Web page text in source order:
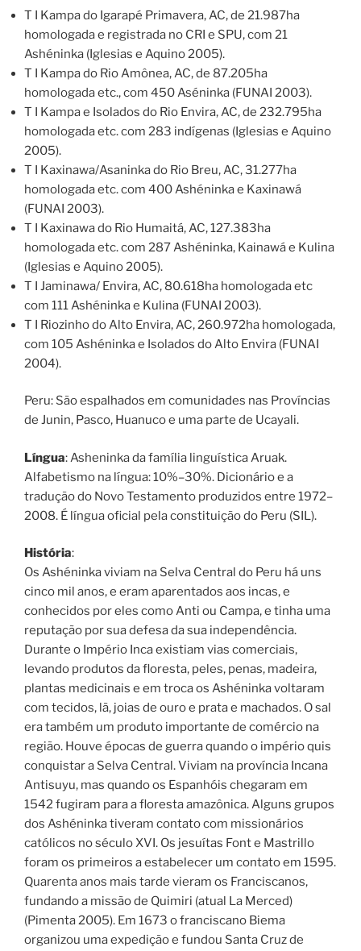
T I Kampa do Igarapé Primavera, AC, de 21.987ha
homologada e registrada no CRI e SPU, com 21
Ashéninka (Iglesias e Aquino 2005).
T I Kampa do Rio Amônea, AC, de 87.205ha
homologada etc., com 450 Aséninka (FUNAI 2003).
T I Kampa e Isolados do Rio Envira, AC, de 232.795ha
homologada etc. com 283 indígenas (Iglesias e Aquino
2005).
T I Kaxinawa/Asaninka do Rio Breu, AC, 31.277ha
homologada etc. com 400 Ashéninka e Kaxinawá
(FUNAI 2003).
T I Kaxinawa do Rio Humaitá, AC, 127.383ha
homologada etc. com 287 Ashéninka, Kainawá e Kulina
(Iglesias e Aquino 2005).
T I Jaminawa/ Envira, AC, 80.618ha homologada etc
com 111 Ashéninka e Kulina (FUNAI 2003).
T I Riozinho do Alto Envira, AC, 260.972ha homologada,
com 105 Ashéninka e Isolados do Alto Envira (FUNAI
2004).
Peru: São espalhados em comunidades nas Províncias
de Junin, Pasco, Huanuco e uma parte de Ucayali.
Língua: Asheninka da família linguística Aruak.
Alfabetismo na língua: 10%–30%. Dicionário e a
tradução do Novo Testamento produzidos entre 1972–
2008. É língua oficial pela constituição do Peru (SIL).
História:
Os Ashéninka viviam na Selva Central do Peru há uns
cinco mil anos, e eram aparentados aos incas, e
conhecidos por eles como Anti ou Campa, e tinha uma
reputação por sua defesa da sua independência.
Durante o Império Inca existiam vias comerciais,
levando produtos da floresta, peles, penas, madeira,
plantas medicinais e em troca os Ashéninka voltaram
com tecidos, lã, joias de ouro e prata e machados. O sal
era também um produto importante de comércio na
região. Houve épocas de guerra quando o império quis
conquistar a Selva Central. Viviam na província Incana
Antisuyu, mas quando os Espanhóis chegaram em
1542 fugiram para a floresta amazônica. Alguns grupos
dos Ashéninka tiveram contato com missionários
católicos no século XVI. Os jesuítas Font e Mastrillo
foram os primeiros a estabelecer um contato em 1595.
Quarenta anos mais tarde vieram os Franciscanos,
fundando a missão de Quimiri (atual La Merced)
(Pimenta 2005). Em 1673 o franciscano Biema
organizou uma expedição e fundou Santa Cruz de